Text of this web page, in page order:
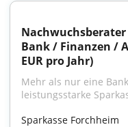
Bank / Finanzen /
EUR pro Jahr)
Mehr als nur eine
leistungsstarke
Sparkasse Forchheim